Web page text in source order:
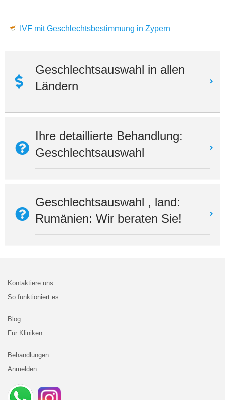
IVF mit Geschlechtsbestimmung in Zypern
Geschlechtsauswahl in allen
Ländern
Ihre detaillierte Behandlung:
Geschlechtsauswahl
Geschlechtsauswahl , land:
Rumänien: Wir beraten Sie!
Kontaktiere uns
So funktioniert es
Blog
Für Kliniken
Behandlungen
Anmelden